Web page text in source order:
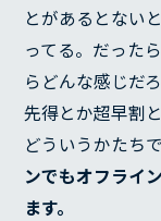
とがあるとない
ってる。だった
らどんな感じだ
先得とか超早割
どういうかたち
ンでもオフライ
ます。